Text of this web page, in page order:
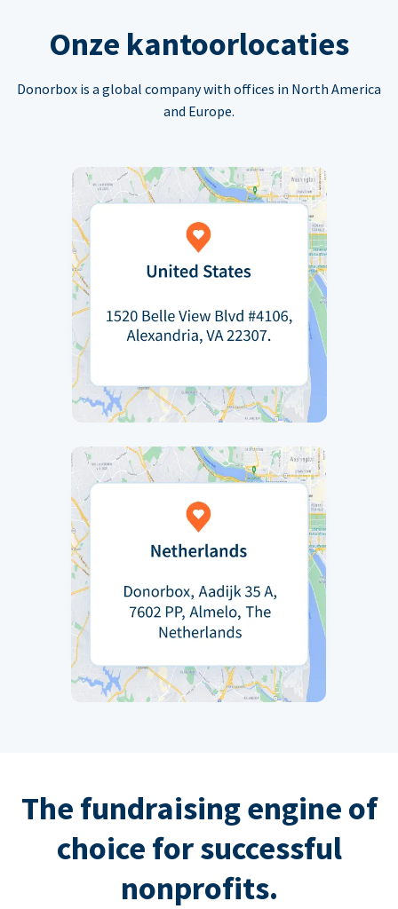
Onze kantoorlocaties
Donorbox is a global company with offices in North America
and Europe.
The fundraising engine of
choice for successful
nonprofits.